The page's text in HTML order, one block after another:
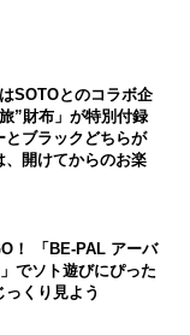
SOTOとのコラボ企
”財布」が特別付録
とブラックどちらが
、開けてからのお楽
！ 「BE-PAL アーバ
でソト遊びにぴった
っくり見よう